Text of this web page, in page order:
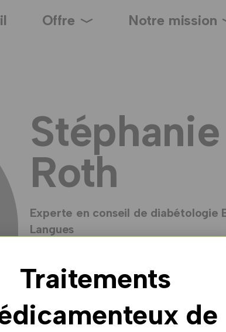
Offre Notre mission
Roth
Experte en conseil de diabétologie
Langues
Allemand
Anglais
Traitements
de